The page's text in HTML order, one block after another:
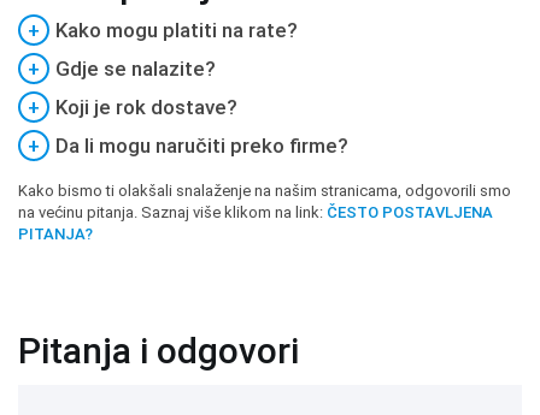
+
Kako mogu platiti na rate?
+
Gdje se nalazite?
+
Koji je rok dostave?
+
Da li mogu naručiti preko firme?
Kako bismo ti olakšali snalaženje na našim stranicama, odgovorili smo
na većinu pitanja. Saznaj više klikom na link: ČESTO POSTAVLJENA
PITANJA?
Pitanja i odgovori